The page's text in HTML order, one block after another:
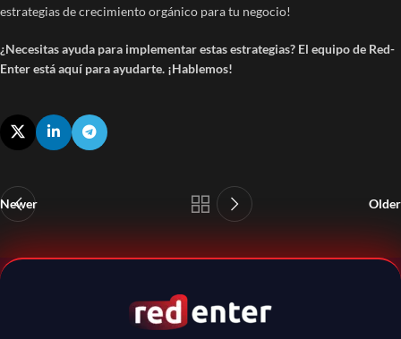
estrategias de crecimiento orgánico para tu negocio!
¿Necesitas ayuda para implementar estas estrategias? El equipo de Red-
Enter está aquí para ayudarte. ¡Hablemos!
Newer Older